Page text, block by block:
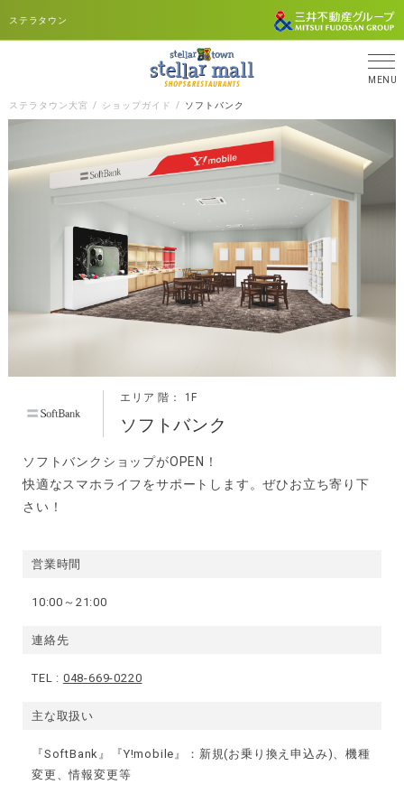
MENU
ステラタウン
ステラタウン大宮 ショップガイド ソフトバンク
エリア 階： 1F
ソフトバンク
ソフトバンクショップがOPEN！
快適なスマホライフをサポートします。ぜひお立ち寄り下
さい！
営業時間
10:00～21:00
連絡先
TEL : 048-669-0220
主な取扱い
『SoftBank』『Y!mobile』：新規(お乗り換え申込み)、機種
変更、情報変更等